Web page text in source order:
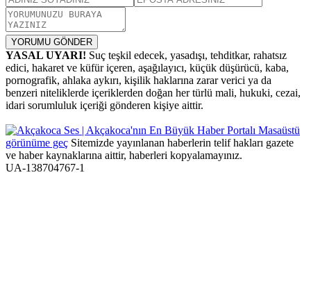
YORUMU GÖNDER
YASAL UYARI! Suç teşkil edecek, yasadışı, tehditkar, rahatsız
edici, hakaret ve küfür içeren, aşağılayıcı, küçük düşürücü, kaba,
pornografik, ahlaka aykırı, kişilik haklarına zarar verici ya da
benzeri niteliklerde içeriklerden doğan her türlü mali, hukuki, cezai,
idari sorumluluk içeriği gönderen kişiye aittir.
Masaüstü
görünüme geç Sitemizde yayınlanan haberlerin telif hakları gazete
ve haber kaynaklarına aittir, haberleri kopyalamayınız.
UA-138704767-1